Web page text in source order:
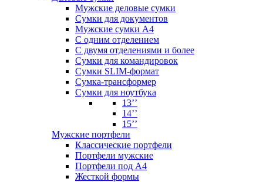
Мужские деловые сумки
Сумки для документов
Мужские сумки А4
С одним отделением
С двумя отделениями и более
Сумки для командировок
Сумки SLIM-формат
Сумка-трансформер
Сумки для ноутбука
13’’
14’’
15’’
Мужские портфели
Классические портфели
Портфели мужские
Портфели под А4
Жесткой формы